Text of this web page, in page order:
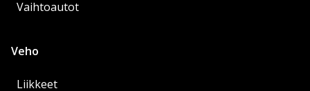
Vaihtoautot
Veho
Liikkeet